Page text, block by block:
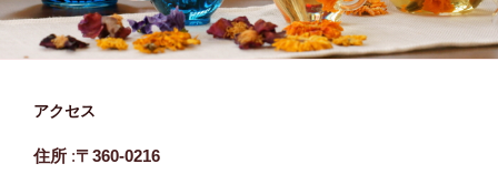
アクセス
住所 :〒360-0216